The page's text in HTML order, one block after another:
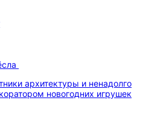
архитектуры и ненадолго
новогодних игрушек